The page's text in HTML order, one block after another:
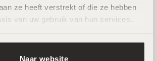
ze heeft verstrekt of die ze hebben
van uw gebruik van hun services.
Naar website